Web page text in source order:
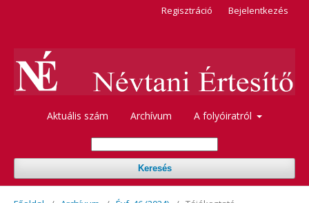
Aktuális szám Archívum A folyóiratról
Keresés
Regisztráció Bejelentkezés